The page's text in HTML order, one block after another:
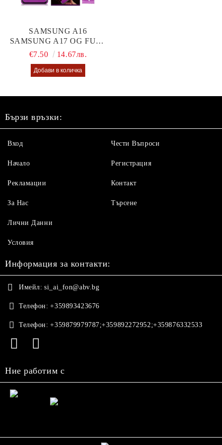
SAMSUNG A16
SAMSUNG A17 OG FULL
GLUE GLASS
€7.50 14.67лв.
Бързи връзки:
Вход
Начало
Рекламации
За Нас
Чести Въпроси
Регистрация
Контакт
Търсене
Лични Данни
Условия
Информация за контакти:
Имейл: si_ai_fon@abv.bg
Телефон: +359893423676
Телефон: +359879979787;+359892272952;+359876332533
Ние работим с